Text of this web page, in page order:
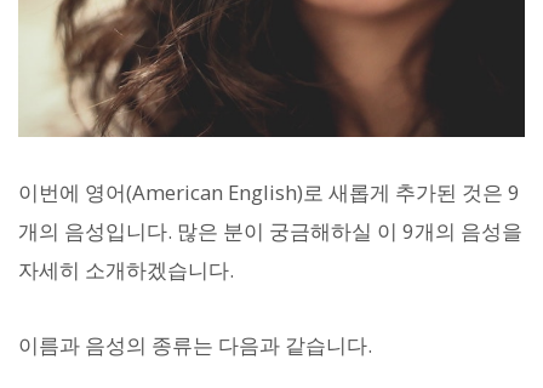
이번에 영어(American English)로 새롭게 추가된 것은 9
개의 음성입니다. 많은 분이 궁금해하실 이 9개의 음성을
자세히 소개하겠습니다.
이름과 음성의 종류는 다음과 같습니다.